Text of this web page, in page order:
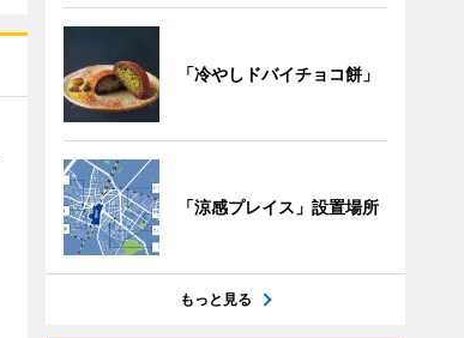
「冷やしドバイチョコ餅」
「涼感プレイス」設置場所
もっと見る